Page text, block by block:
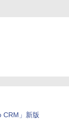
CRM」新版